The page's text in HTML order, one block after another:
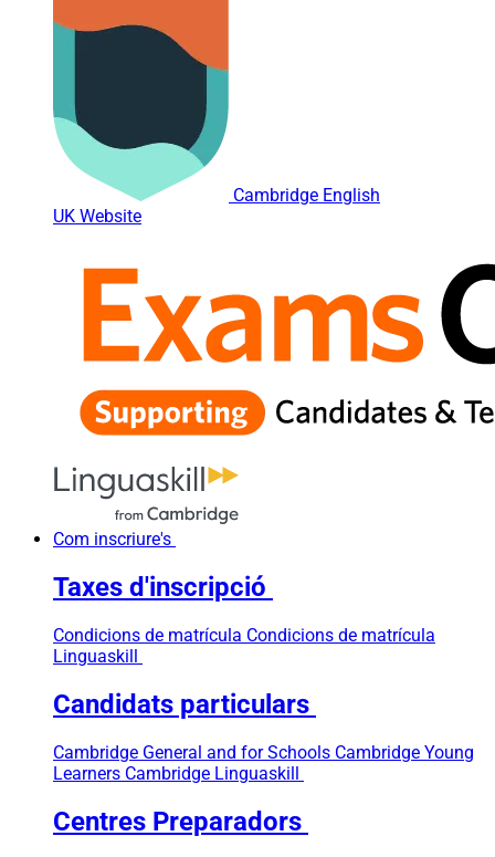
Cambridge English
UK Website
Com inscriure's
Taxes d'inscripció
Condicions de matrícula Condicions de matrícula
Linguaskill
Candidats particulars
Cambridge General and for Schools Cambridge Young
Learners Cambridge Linguaskill
Centres Preparadors